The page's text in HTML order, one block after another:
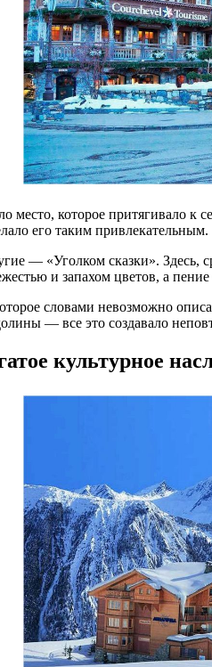
место, которое притягивало к
его таким привлекательным.
— «Уголком сказки».
и запахом цветов, а
словами невозможно
— все это создавало
культурное